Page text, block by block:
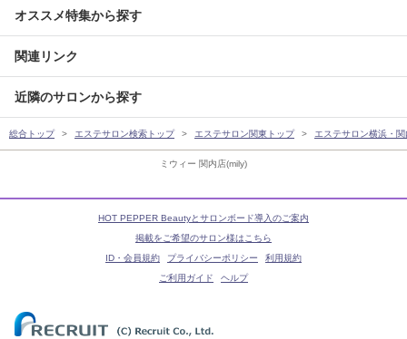
ミウィー 関内店(mily)
オススメ特集から探す
関連リンク
近隣のサロンから探す
総合トップ エステサロン検索トップ エステサロン関東トップ エステサロン横浜・
HOT PEPPER Beautyとサロンボード導入のご案内
掲載をご希望のサロン様はこちら
ID・会員規約
プライバシーポリシー
利用規約
ご利用ガイド
ヘルプ